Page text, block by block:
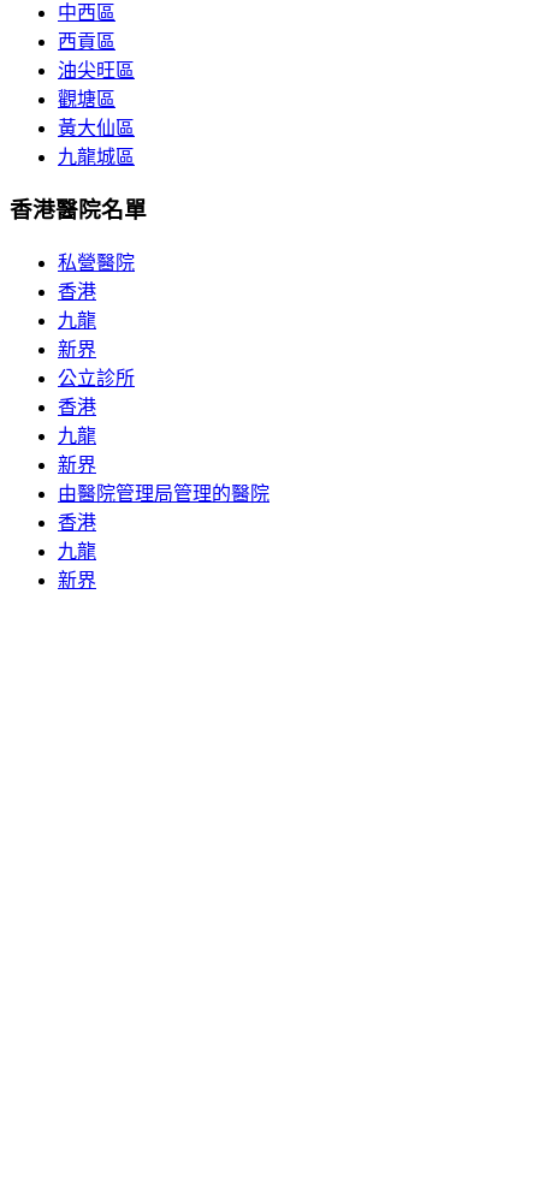
中西區
西貢區
油尖旺區
觀塘區
黃大仙區
九龍城區
香港醫院名單
私營醫院
香港
九龍
新界
公立診所
香港
九龍
新界
由醫院管理局管理的醫院
香港
九龍
新界